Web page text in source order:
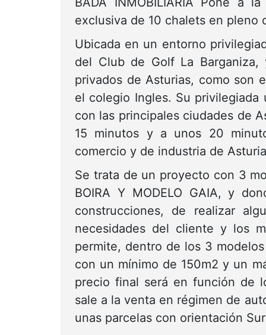
exclusiva de 10 chalets en pleno
Ubicada en un entorno
del Club de Golf La
privados de Asturias, como son
el colegio Ingles. Su
con las principales ciudades de
15 minutos y a unos 20
comercio y de industria de
Se trata de un proyecto con 3
BOIRA Y MODELO GAIA, y
construcciones, de realizar
necesidades del cliente y los
permite, dentro de los 3
con un mínimo de 150m2 y un
precio final será en función de
sale a la venta en régimen de
unas parcelas con orientación